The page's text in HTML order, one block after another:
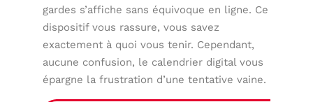
gardes s’affiche sans équivoque en ligne. Ce
dispositif vous rassure, vous savez
exactement à quoi vous tenir. Cependant,
aucune confusion, le calendrier digital vous
épargne la frustration d’une tentative vaine.